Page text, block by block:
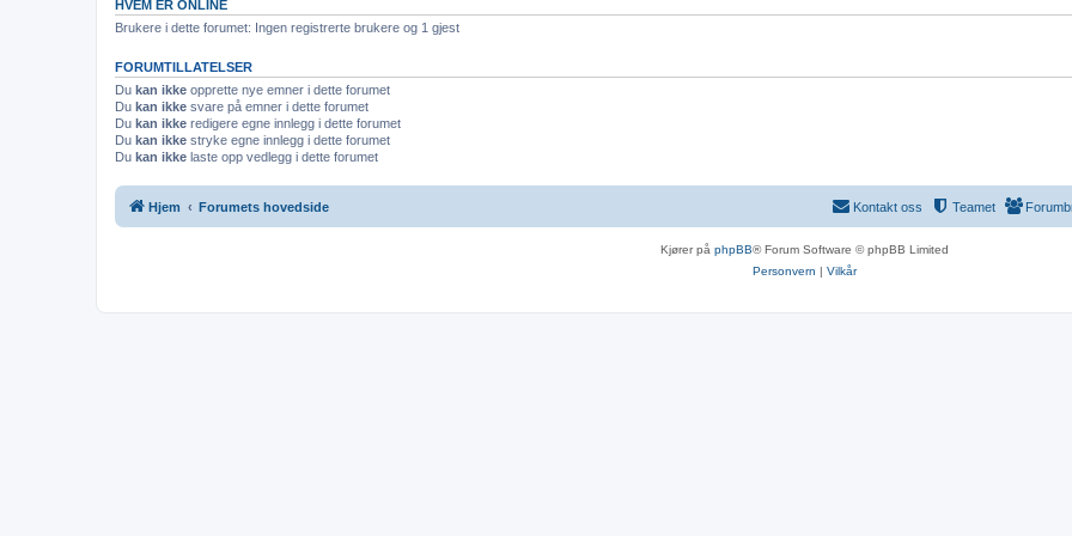
HVEM ER ONLINE
Brukere i dette forumet: Ingen registrerte brukere og 1 gjest
FORUMTILLATELSER
Du kan ikke opprette nye emner i dette forumet
Du kan ikke svare på emner i dette forumet
Du kan ikke redigere egne innlegg i dette forumet
Du kan ikke stryke egne innlegg i dette forumet
Du kan ikke laste opp vedlegg i dette forumet
Hjem Forumets hovedside Teamet
Kontakt oss
Kjører på phpBB® Forum Software © phpBB Limited
Personvern | Vilkår